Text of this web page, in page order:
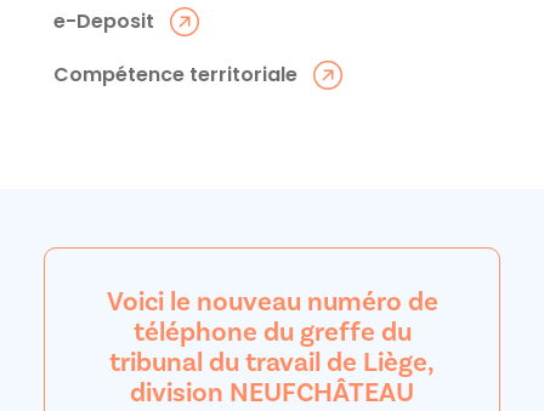
e-Deposit
Compétence territoriale
Voici le nouveau numéro de
téléphone du greffe du
tribunal du travail de Liège,
division NEUFCHÂTEAU